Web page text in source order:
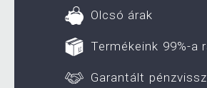
Olcsó árak
Termékeink 99%-a
Garantált